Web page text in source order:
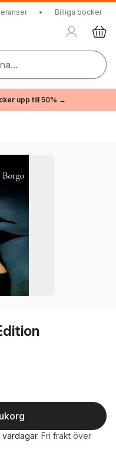
• Billiga böcker
upp till 50% →
vardagar. Fri frakt över